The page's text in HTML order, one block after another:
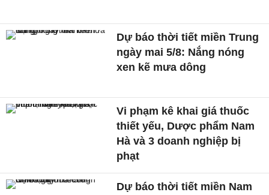
Dự báo thời tiết miền Trung
ngày mai 5/8: Nắng nóng
xen kẽ mưa dông
Vi phạm kê khai giá thuốc
thiết yếu, Dược phẩm Nam
Hà và 3 doanh nghiệp bị
phạt
Dự báo thời tiết miền Nam